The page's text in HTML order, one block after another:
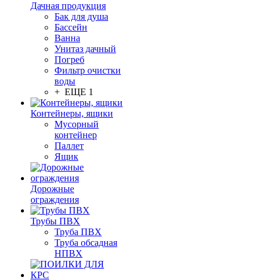
Дачная продукция
Бак для душа
Бассейн
Ванна
Унитаз дачный
Погреб
Фильтр очистки
воды
+ ЕЩЕ 1
Контейнеры, ящики
Мусорный
контейнер
Паллет
Ящик
Дорожные
ограждения
Трубы ПВХ
Труба ПВХ
Труба обсадная
НПВХ